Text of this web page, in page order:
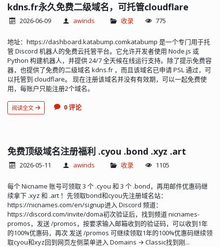
kdns.fr永久免费二级域名，可托管cloudflare
2026-06-09 awinds 收录 775
地址：https://dashboard.katabump.comkatabump 是一个专门用于托
管 Discord 机器人的免费云托管平台。它允许开发者使用 Node.js 或
Python 构建机器人，并提供 24/7 全天候在线运行支持。除了提示免费容
器，也提供了免费的二级域名 kdns.fr ，而且该域名已申请 PSL 通过，可
以托管到 cloudflare。 现在注册该域名并没有有效期，可以一起免费使
用，每账户只能注册2个域名。
阅读全文 0 评论
免费顶级域名注册福利 .cyou .bond .xyz .art
2026-05-11 awinds 收录 1105
每个 Nicname 账号可领取 3 个 .cyou 和 3 个 .bond，再用邮件优惠码继
续拿下 .xyz 和 .art ！先领取bond和cyou先注册域名站：
https://nicnames.com/en/signup进入 Discord 频道：
https://discord.com/invite/doma初次验证后，找到频道 nicnames-
promos，发送 /promos，按要求输入邮箱收到的验证码，可以收到1年
的100%优惠码，再次 发送 /promos 可继续领取1年的100%优惠码继续领
取cyou和xyz回到网页左侧菜单进入 Domains → Classic找到刚...